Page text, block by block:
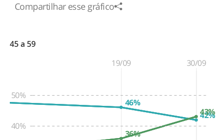
Compartilhar esse gráfico
45 a 59
40%
50%
19/09 30/09
42%
43%
36%
46%